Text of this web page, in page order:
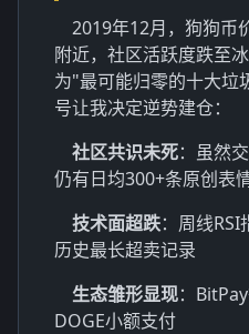
2019年12月，狗狗币
附近，社区活跃度跌至
为"最可能归零的十大垃
号让我决定逆势建仓：
社区共识未死：虽然
仍有日均300+条原创表
技术面超跌：周线
历史最长超卖记录
生态雏形显现：
DOGE小额支付